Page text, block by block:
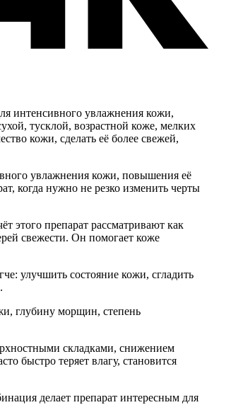
интенсивного увлажнения кожи,
тусклой, возрастной коже, мелких
кожи, сделать её более свежей,
увлажнения кожи, повышения её
когда нужно не резко изменить черты
этого препарат рассматривают как
свежести. Он помогает коже
улучшить состояние кожи, сгладить
глубину морщин, степень
складками, снижением
быстро теряет влагу, становится
делает препарат интересным для